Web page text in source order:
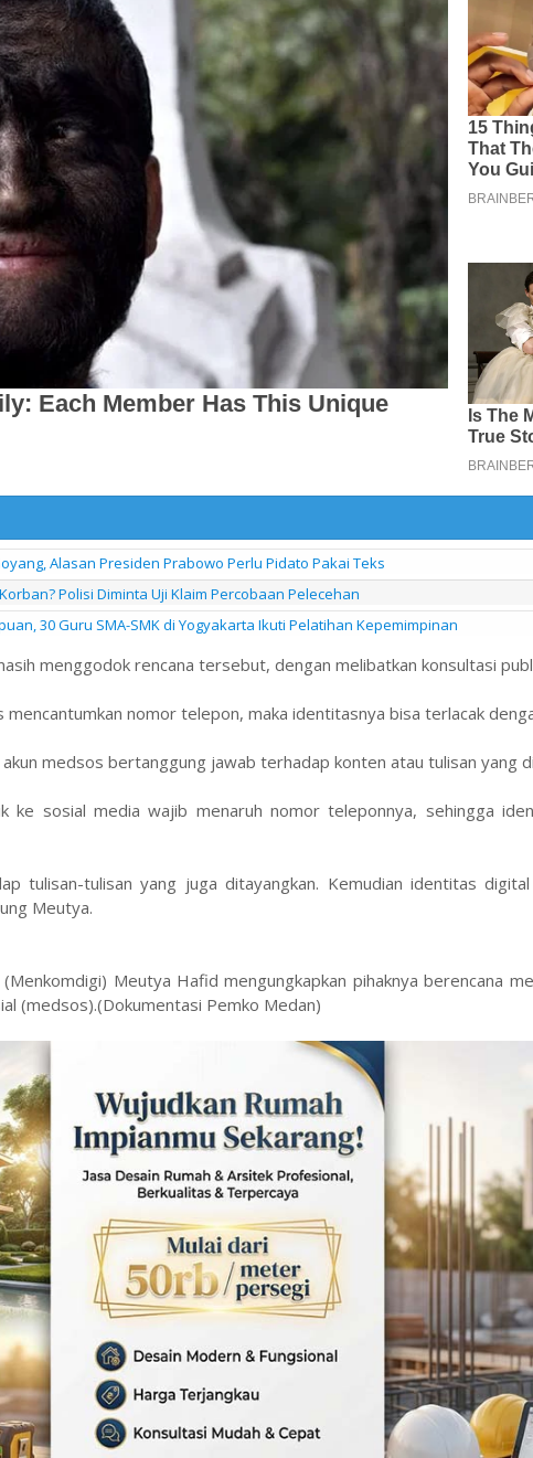
Alasan Presiden Prabowo Perlu Pidato Pakai Teks
Polisi Diminta Uji Klaim Percobaan Pelecehan
30 Guru SMA-SMK di Yogyakarta Ikuti Pelatihan Kepemimpinan
menggodok rencana tersebut, dengan melibatkan konsultasi
nomor telepon, maka identitasnya bisa terlacak
medsos bertanggung jawab terhadap konten atau tulisan yang
ke sosial media wajib menaruh nomor teleponnya, sehingga
tulisan-tulisan yang juga ditayangkan. Kemudian identitas
Meutya.
Meutya Hafid mengungkapkan pihaknya berencana
(medsos).(Dokumentasi Pemko Medan)